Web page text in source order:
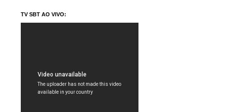
TV SBT AO VIVO: